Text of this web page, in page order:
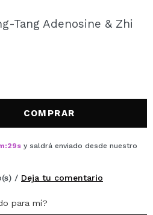
podrás realizar
revisar el estado de tus
Tang Adenosine & Zhi
COMPRAR
:29s y saldrá enviado desde nuestro
/ Deja tu comentario
para mí?